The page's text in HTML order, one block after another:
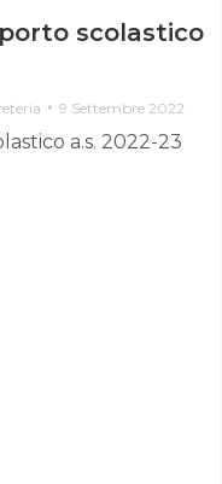
scolastico
9 Settembre 2022
a.s. 2022-23